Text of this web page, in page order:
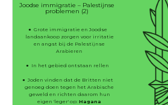
Joodse immigratie – Palestijnse
problemen (2)
Grote immigratie en Joodse
landaankoop zorgen voor irritatie
en angst bij de Palestijnse
Arabieren
In het gebied ontstaan rellen
Joden vinden dat de Britten niet
genoeg doen tegen het Arabische
geweld en richten daarom hun
eigen 'leger' op:Hagana